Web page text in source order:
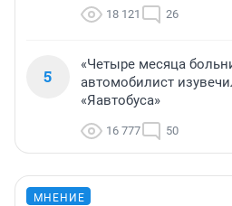
18 121 26
5
«Четыре месяца
автомобилист
«Яавтобуса»
16 777 50
МНЕНИЕ